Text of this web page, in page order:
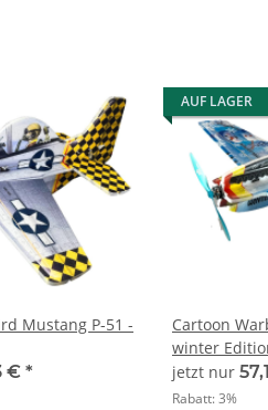
Mustang P-51 -
€ *
AUF LAGER
Cartoon
winter
jetzt nur
Rabatt:3%